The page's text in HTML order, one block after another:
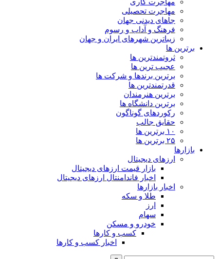
مهاجرت کاری
مهاجرت تحصیلی
جاهای دیدنی جهان
فرهنگ و آداب و رسوم
زیباترین شهرهای ایران و جهان
برترین ها
ثروتمندترین ها
عجیب ترین ها
برترین برندها و شرکت ها
قدرتمندترین ها
برترین هنرمندان
برترین دانشگاه ها
رکوردهای گوناگون
حقایق جالب
۱۰ برترین ها
۲۵ برترین ها
بازارها
ارزهای دیجیتال
بازار قیمت ارزهای دیجیتال
اخبار فاندامنتال ارزهای دیجیتال
اخبار بازارها
طلا و سکه
ارز
سهام
خودرو و مسکن
کسب و کارها
اخبار کسب و کارها